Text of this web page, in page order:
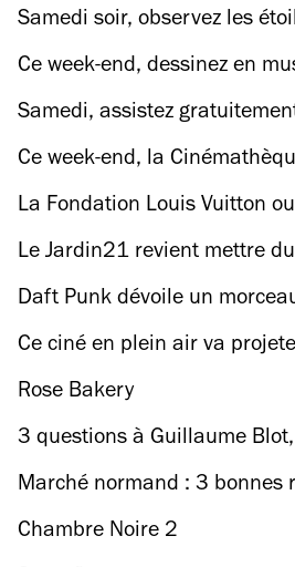
Samedi soir, observez les
depuis le toit du Quai branly
Ce week-end, dessinez en
nocturne au Petit Palais
Samedi, assistez
danse au musée de l'Homme
Ce week-end, la
escape game gratuit sur le
l'espionnage
La Fondation Louis Vuitton
ses portes le temps d’une
Le Jardin21 revient mettre
Daft Punk dévoile un
Pompidou ce jeudi
Ce ciné en plein air va
Boeing 747 !
Rose Bakery
3 questions à Guillaume
le Tour de France des rades
Marché normand : 3 bonnes
ripailler sur les bords de Seine
Chambre Noire 2